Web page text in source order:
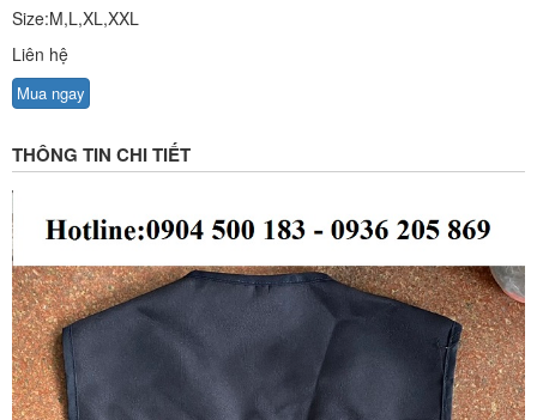
Size:M,L,XL,XXL
Liên hệ
Mua ngay
THÔNG TIN CHI TIẾT